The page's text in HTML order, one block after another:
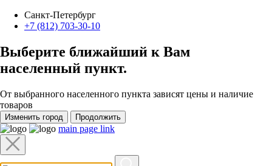
Санкт-Петербург
+7 (812) 703-30-10
Выберите ближайший к Вам
населенный пункт.
От выбранного населенного пункта зависят цены и наличие
товаров
Изменить город Продолжить
main page link